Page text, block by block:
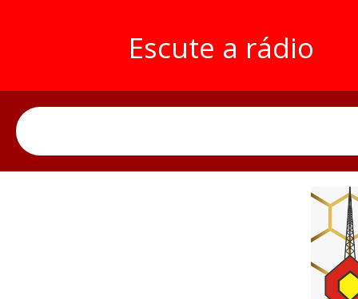
Escute a rádio